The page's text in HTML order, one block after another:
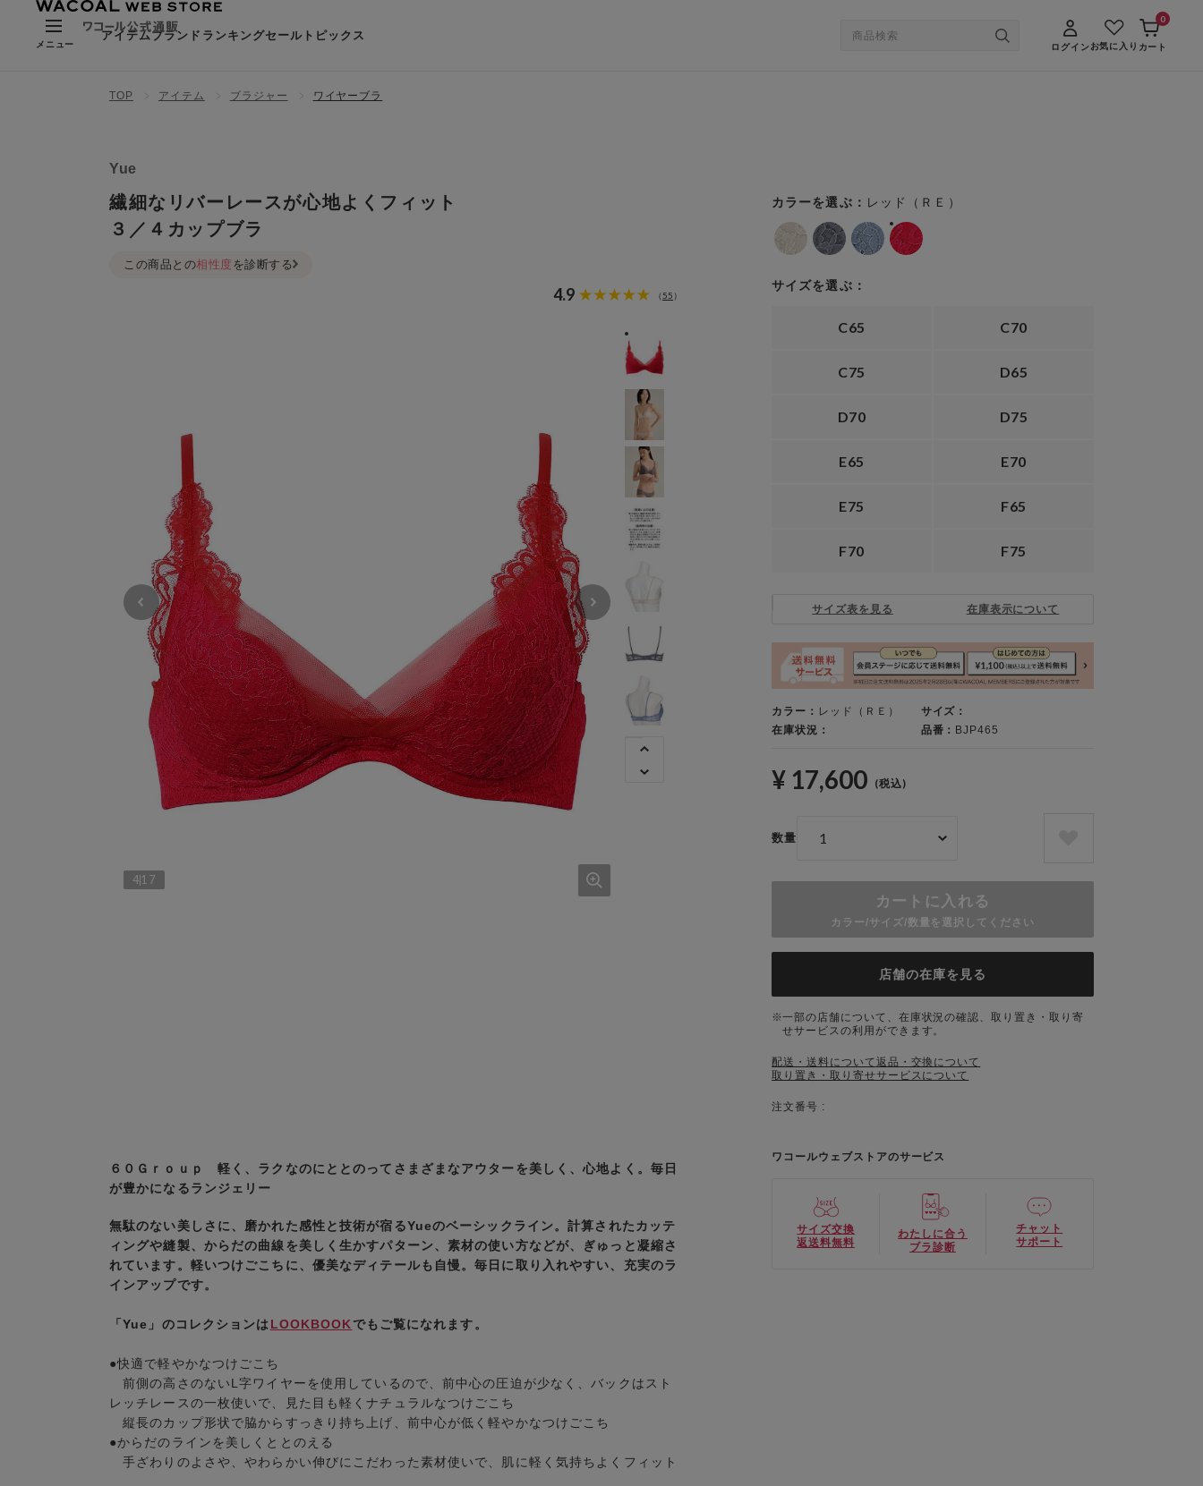
メニュー
アイテムブランド ランキングセールトピックス
ログインお気に入り カート
0
TOP アイテム ブラジャー ワイヤーブラ
Yue
繊細なリバーレースが心地よくフィット
３／４カップブラ
4.9 （ 55 ）
この商品との相性度 を診断する
417
カラーを選ぶ： レッド（ＲＥ）
サイズを選ぶ：
C65 C70
C75 D65
D70 D75
E65 E70
E75 F65
F70 F75
サイズ表を見る 在庫表示について
カラー： レッド（ＲＥ）
サイズ：
在庫状況：
品番： BJP465
¥ 17,600 (税込)
数量
カートに入れる
カラー/サイズ/数量を選択してください
店舗の在庫を見る
一部の店舗について、在庫状況の確認、取り置き・取り寄
せサービスの利用ができます。
配送・送料について返品・交換について
取り置き・取り寄せサービスについて
注文番号 :
ワコールウェブストアのサービス
サイズ交換
返送料無料
わたしに合う
ブラ診断
チャット
サポート
６０Ｇｒｏｕｐ 軽く、ラクなのにととのってさまざまなアウターを美しく、心地よく。毎日
が豊かになるランジェリー
無駄のない美しさに、磨かれた感性と技術が宿るYueのベーシックライン。計算されたカッテ
ィングや縫製、からだの曲線を美しく生かすパターン、素材の使い方などが、ぎゅっと凝縮さ
れています。軽いつけごこちに、優美なディテールも自慢。毎日に取り入れやすい、充実のラ
インアップです。
「Yue」のコレクションはLOOKBOOKでもご覧になれます。
●快適で軽やかなつけごこち
前側の高さのないL字ワイヤーを使用しているので、前中心の圧迫が少なく、バックはスト
レッチレースの一枚使いで、見た目も軽くナチュラルなつけごこち
縦長のカップ形状で脇からすっきり持ち上げ、前中心が低く軽やかなつけごこち
●からだのラインを美しくととのえる
手ざわりのよさや、やわらかい伸びにこだわった素材使いで、肌に軽く気持ちよくフィット